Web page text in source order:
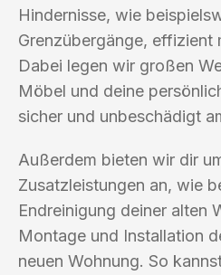
Hindernisse, wie
Grenzübergänge, effizient
Dabei legen wir großen
Möbel und deine
sicher und unbeschädigt
Außerdem bieten wir dir
Zusatzleistungen an, wie
Endreinigung deiner alten
Montage und Installation
neuen Wohnung. So